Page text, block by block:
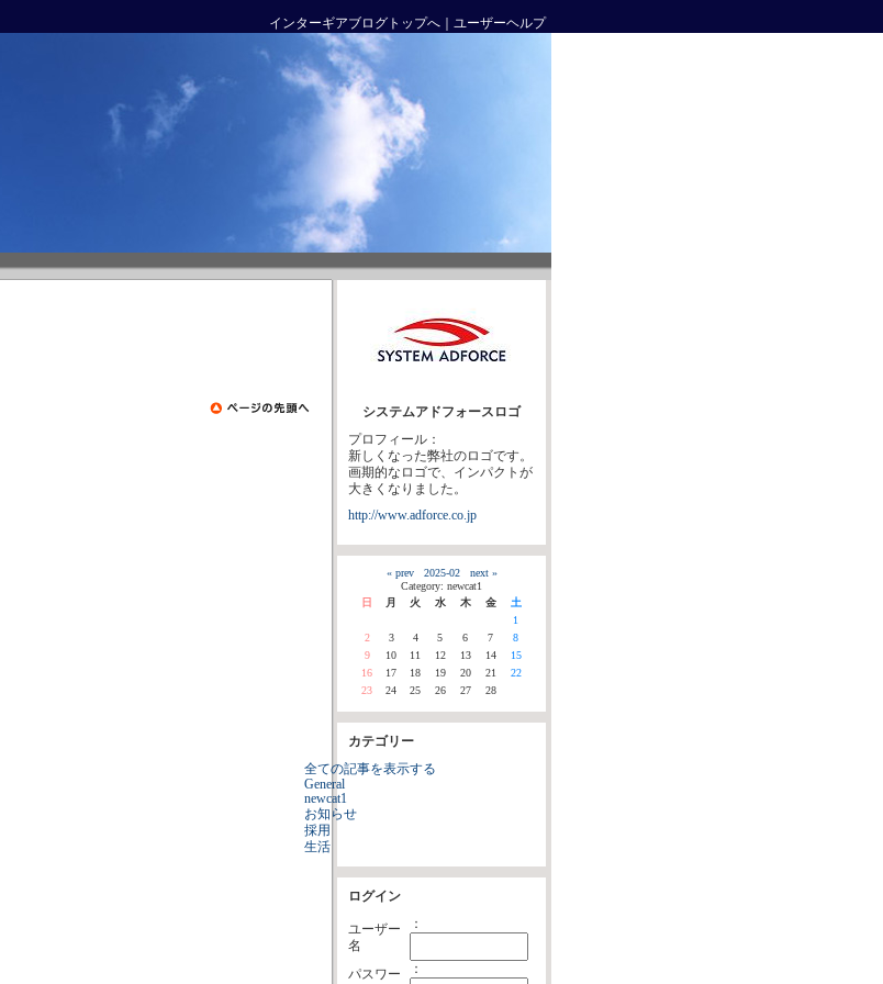
インターギアブログトップへ ユーザーヘルプ
システムアドフォースロゴ
プロフィール：
新しくなった弊社のロゴです。
画期的なロゴで、インパクトが
大きくなりました。
http://www.adforce.co.jp
« prev 2025-02
next »
Category: newcat1
日
月 火 水 木 金
土
1
2
3 4 5 6 7
8
9
10 11 12 13 14
15
16
17 18 19 20 21
22
23
24 25 26 27 28
カテゴリー
全ての記事を表示する
General
newcat1
お知らせ
採用
生活
ログイン
ユーザー
名
：
パスワー ：